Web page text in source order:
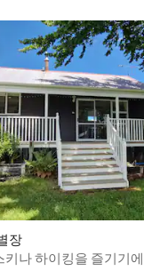
장
키나 하이킹을 즐기기